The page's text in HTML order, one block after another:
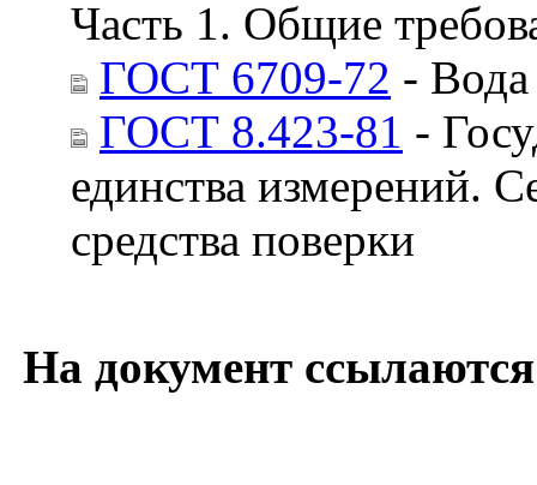
Часть 1. Общие
ГОСТ 6709-72 - Вода
ГОСТ 8.423-81 -
единства измерений.
средства поверки
На документ